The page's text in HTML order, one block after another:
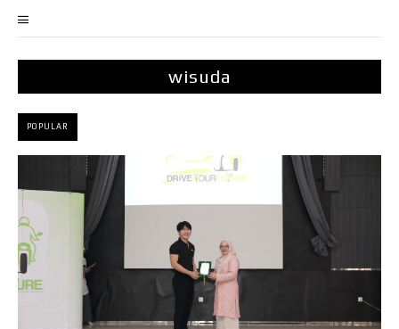
wisuda
POPULAR